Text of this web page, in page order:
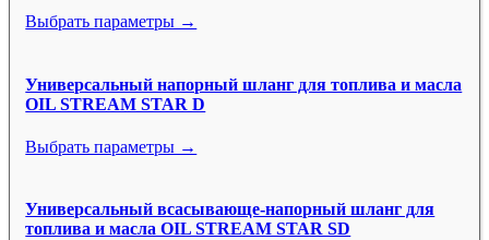
Выбрать параметры →
Универсальный напорный шланг для топлива и масла
OIL STREAM STAR D
Выбрать параметры →
Универсальный всасывающе-напорный шланг для
топлива и масла OIL STREAM STAR SD